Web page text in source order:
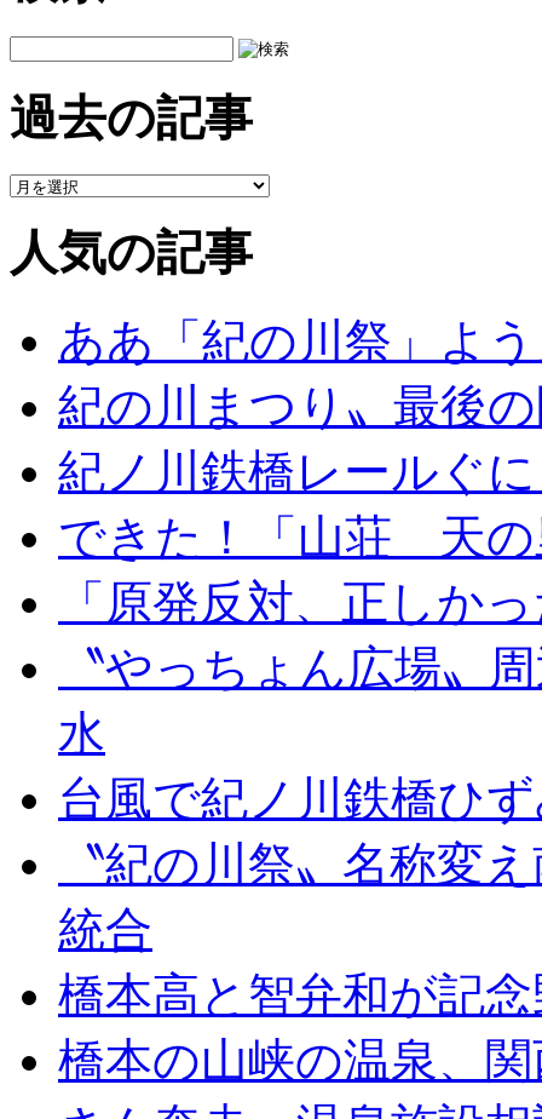
過去の記事
人気の記事
ああ「紀の川祭」よ
紀の川まつり〟最後
紀ノ川鉄橋レールぐ
できた！「山荘 天の
「原発反対、正しか
〝やっちょん広場〟
水
台風で紀ノ川鉄橋ひ
〝紀の川祭〟名称変
統合
橋本高と智弁和が記
橋本の山峡の温泉、